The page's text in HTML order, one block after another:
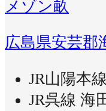
メゾン畝
広島県安芸郡
JR山陽本
JR呉線 海